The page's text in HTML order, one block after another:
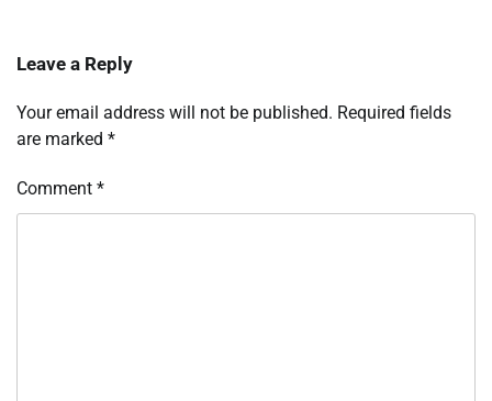
Leave a Reply
Your email address will not be published. Required fields
are marked *
Comment *